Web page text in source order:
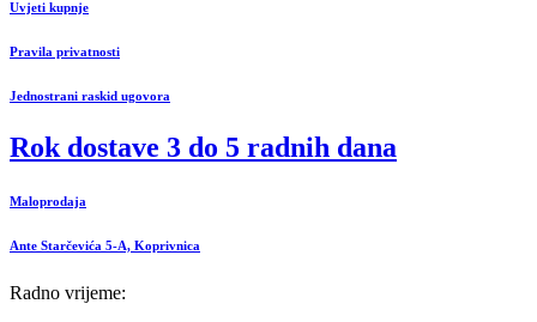
Uvjeti kupnje
Pravila privatnosti
Jednostrani raskid ugovora
Rok dostave 3 do 5 radnih dana
Maloprodaja
Ante Starčevića 5-A, Koprivnica
Radno vrijeme: